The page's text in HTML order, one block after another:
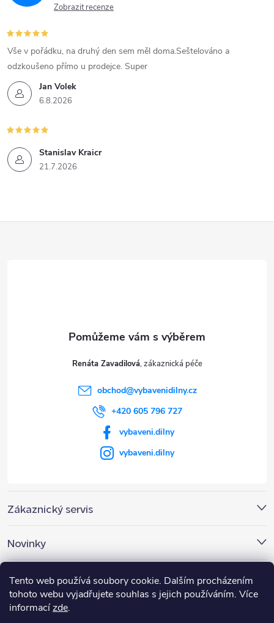
Tento web používá soubory cookie. Dalším procházením
tohoto webu vyjadřujete souhlas s jejich používáním. Více
informacízde.
Zobrazit recenze
Jan Volek
6.8.2026
Vše v pořádku, na druhý den sem měl doma.Seštelováno a
odzkoušeno přímo u prodejce. Super
Stanislav Kraicr
21.7.2026
Zákaznický servis
Novinky
Nákupní košík
Renáta Zavadilová
obchod@vybavenidilny.cz
+420 605 796 727
vybaveni.dilny
vybaveni.dilny